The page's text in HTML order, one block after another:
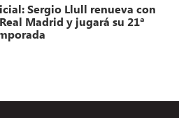
Sergio Llull renueva con
Madrid y jugará su 21ª